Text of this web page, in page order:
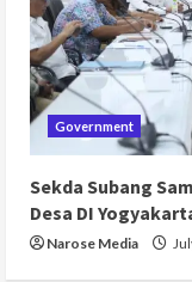
Government
Sekda Subang
Desa DI
Narose Media